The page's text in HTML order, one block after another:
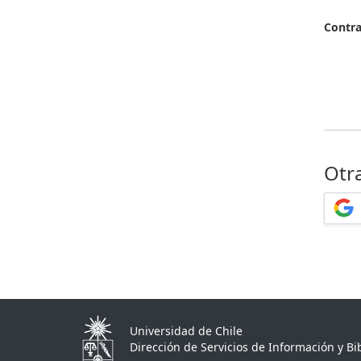
Universidad de Chile
Dirección de Servicios de Información y